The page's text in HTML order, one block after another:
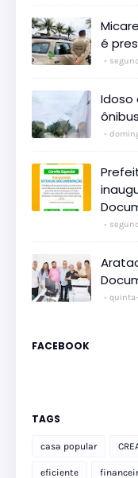
é
Idoso
FACEBOOK
TAGS
casa popular
eficiente